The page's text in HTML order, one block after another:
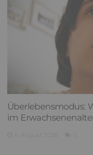
Überlebensmodus:
im